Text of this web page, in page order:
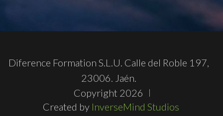
Diference Formation S.L.U. Calle del Roble 197,
23006. Jaén.
Copyright 2026
Created by InverseMind Studios